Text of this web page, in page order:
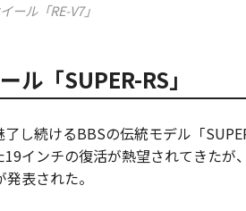
ール「RE-V7」
ル「SUPER-RS」
し続けるBBSの伝統モデル「
インチの復活が熱望されてきたが
表された。